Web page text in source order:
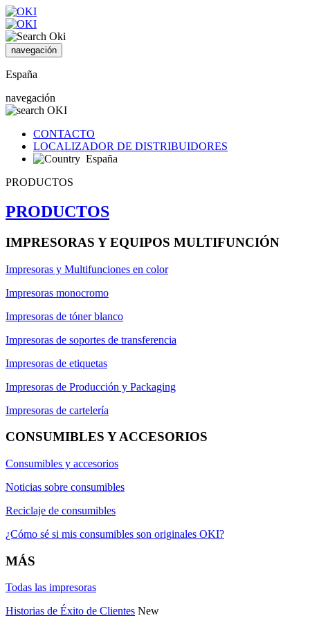
navegación
España
navegación
CONTACTO
LOCALIZADOR DE DISTRIBUIDORES
España
PRODUCTOS
PRODUCTOS
IMPRESORAS Y EQUIPOS MULTIFUNCIÓN
Impresoras y Multifunciones en color
Impresoras monocromo
Impresoras de tóner blanco
Impresoras de soportes de transferencia
Impresoras de etiquetas
Impresoras de Producción y Packaging
Impresoras de cartelería
CONSUMIBLES Y ACCESORIOS
Consumibles y accesorios
Noticias sobre consumibles
Reciclaje de consumibles
¿Cómo sé si mis consumibles son originales OKI?
MÁS
Todas las impresoras
Historias de Éxito de Clientes New